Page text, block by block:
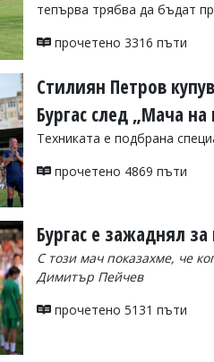
тепърва трябва да бъдат
прочетено 3316 пъти
Стилиян Петров
Бургас след „Мача
Техниката е подбрана
прочетено 4869 пъти
Бургас е зажаднял
С този мач показахме, че
Димитър Пейчев
прочетено 5131 пъти